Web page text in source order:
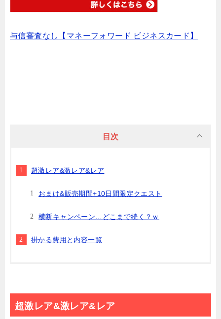
与信審査なし【マネーフォワード ビジネスカード】
目次
超激レア&激レア&レア
おまけ&販売期間+10日間限定クエスト
横断キャンペーン…どこまで続く？ｗ
掛かる費用と内容一覧
超激レア&激レア&レア